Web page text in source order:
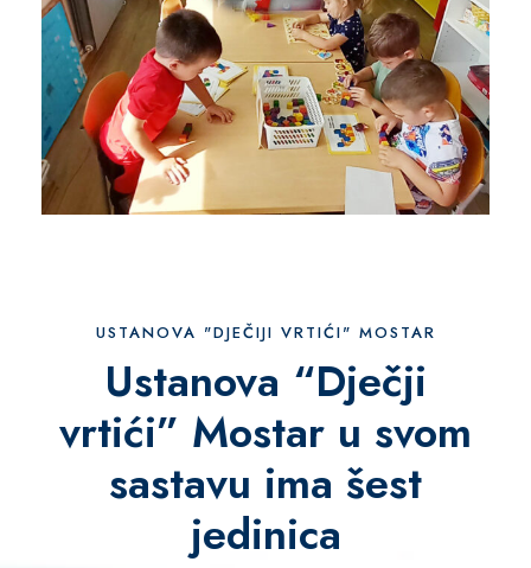
USTANOVA "DJEČIJI VRTIĆI" MOSTAR
Ustanova “Dječji
vrtići” Mostar u svom
sastavu ima šest
jedinica